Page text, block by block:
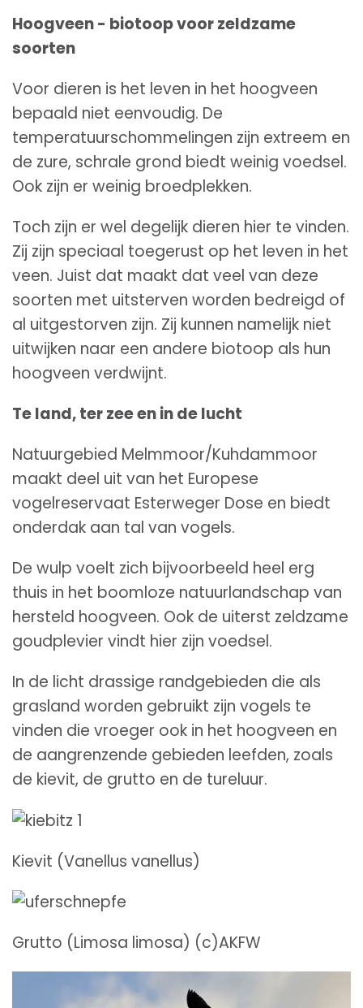
Hoogveen - biotoop voor zeldzame
soorten
Voor dieren is het leven in het hoogveen
bepaald niet eenvoudig. De
temperatuurschommelingen zijn extreem en
de zure, schrale grond biedt weinig voedsel.
Ook zijn er weinig broedplekken.
Toch zijn er wel degelijk dieren hier te vinden.
Zij zijn speciaal toegerust op het leven in het
veen. Juist dat maakt dat veel van deze
soorten met uitsterven worden bedreigd of
al uitgestorven zijn. Zij kunnen namelijk niet
uitwijken naar een andere biotoop als hun
hoogveen verdwijnt.
Te land, ter zee en in de lucht
Natuurgebied Melmmoor/Kuhdammoor
maakt deel uit van het Europese
vogelreservaat Esterweger Dose en biedt
onderdak aan tal van vogels.
De wulp voelt zich bijvoorbeeld heel erg
thuis in het boomloze natuurlandschap van
hersteld hoogveen. Ook de uiterst zeldzame
goudplevier vindt hier zijn voedsel.
In de licht drassige randgebieden die als
grasland worden gebruikt zijn vogels te
vinden die vroeger ook in het hoogveen en
de aangrenzende gebieden leefden, zoals
de kievit, de grutto en de tureluur.
Kievit (Vanellus vanellus)
Grutto (Limosa limosa) (c)AKFW